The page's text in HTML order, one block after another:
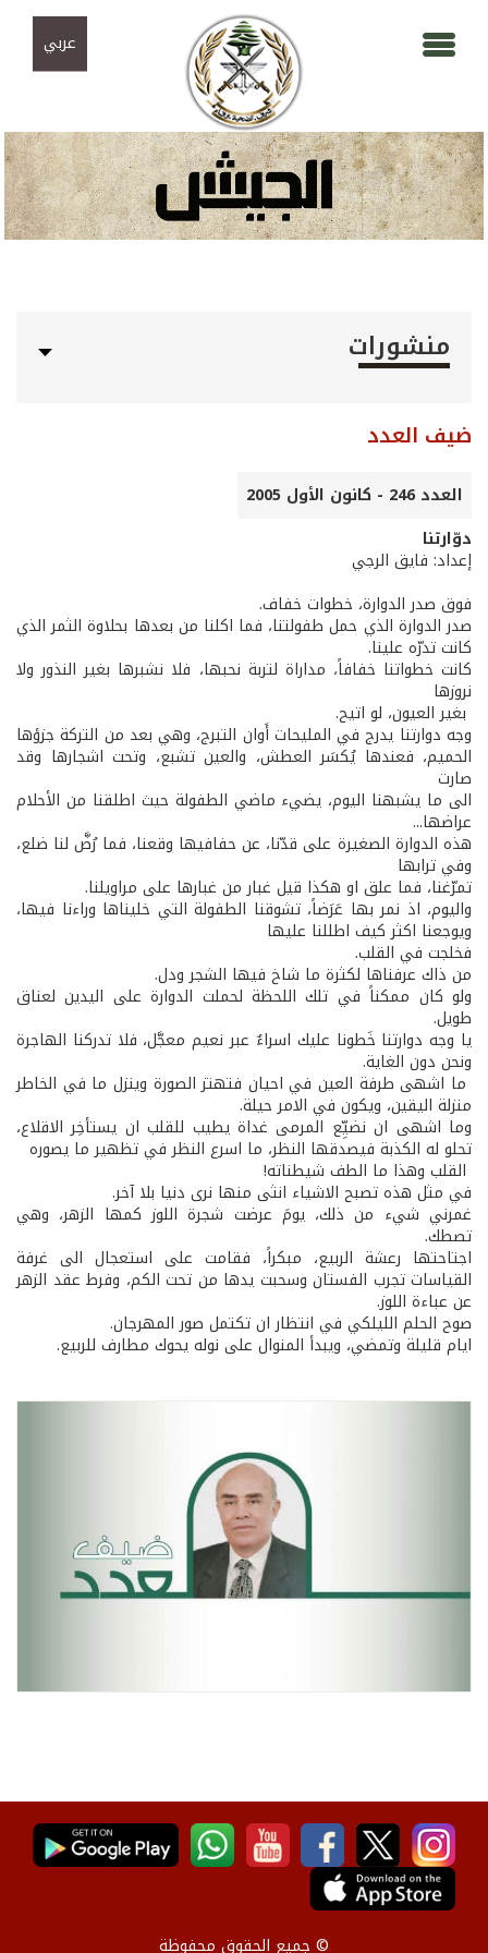
عربي
منشورات
ضيف العدد
العدد 246 - كانون الأول 2005
دوّارتنا
إعداد: فايق الرجي
فوق صدر الدوارة، خطوات خفاف.
صدر الدوارة الذي حمل طفولتنا، فما اكلنا من بعدها بحلاوة الثمر الذي
كانت تدرّه علينا.
كانت خطواتنا خفافاً، مداراة لتربة نحبها، فلا نشبرها بغير النذور ولا
نروزها
بغير العيون، لو اتيح.
وجه دوارتنا يدرج في المليحات أَوان التبرج، وهي بعد من التركة جزؤها
الحميم، فعندها يُكسَر العطش، والعين تشبع، وتحت اشجارها وقد
صارت
الى ما يشبهنا اليوم، يضيء ماضي الطفولة حيث اطلقنا من الأحلام
عراضها...
هذه الدوارة الصغيرة على قدّنا، عن حفافيها وقعنا، فما رُضَّ لنا ضلع،
وفي ترابها
تمرّغنا، فما علق او هكذا قيل غبار من غبارها على مراويلنا.
واليوم، اذ نمر بها عَرَضاً، تشوقنا الطفولة التي خليناها وراءنا فيها،
ويوجعنا اكثر كيف اطللنا عليها
فخلجت في القلب.
من ذاك عرفناها لكثرة ما شاخ فيها الشجر ودل.
ولو كان ممكناً في تلك اللحظة لحملت الدوارة على اليدين لعناق
طويل.
يا وجه دوارتنا خَطونا عليك اسراءٌ عبر نعيم معجَّل، فلا تدركنا الهاجرة
ونحن دون الغاية.
ما اشهى طرفة العين في احيان فتهتز الصورة وينزل ما في الخاطر
منزلة اليقين، ويكون في الامر حيلة.
وما اشهى ان نضيِّع المرمى غداة يطيب للقلب ان يستأخِر الاقلاع،
تحلو له الكذبة فيصدقها النظر، ما اسرع النظر في تظهير ما يصوره
القلب وهذا ما الطف شيطناته!
في مثل هذه تصبح الاشياء انثى منها نرى دنيا بلا آخر.
غمرني شيء من ذلك، يومَ عرضت شجرة اللوز كمها الزهر، وهي
تصطك.
اجتاحتها رعشة الربيع، مبكراً، فقامت على استعجال الى غرفة
القياسات تجرب الفستان وسحبت يدها من تحت الكم، وفرط عقد الزهر
عن عباءة اللوز.
صوح الحلم الليلكي في انتظار ان تكتمل صور المهرجان.
ايام قليلة وتمضي، ويبدأ المنوال على نوله يحوك مطارف للربيع.
© جميع الحقوق محفوظة